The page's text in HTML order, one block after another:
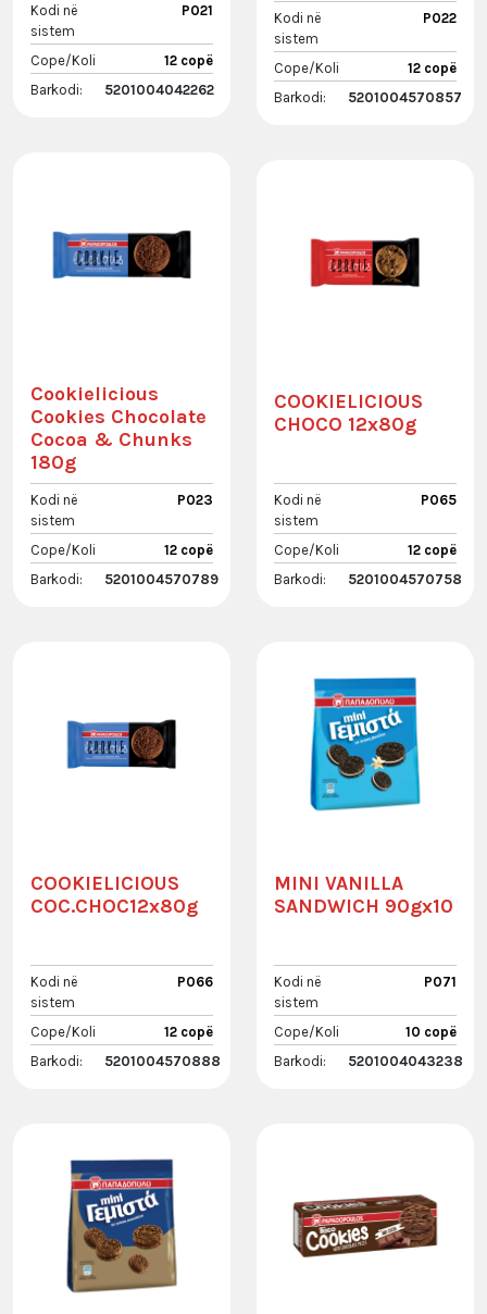
Kodi në
sistem
P021
Cope/Koli
12 copë
Barkodi:
5201004042262
Kodi në
sistem
P022
Cope/Koli
12 copë
Barkodi:
5201004570857
Cookielicious
Cookies Chocolate
Cocoa & Chunks
180g
Kodi në
sistem
P023
Cope/Koli
12 copë
Barkodi:
5201004570789
COOKIELICIOUS
CHOCO 12x80g
Kodi në
sistem
P065
Cope/Koli
12 copë
Barkodi:
5201004570758
COOKIELICIOUS
COC.CHOC12x80g
Kodi në
sistem
P066
Cope/Koli
12 copë
Barkodi:
5201004570888
MINI VANILLA
SANDWICH 90gx10
Kodi në
sistem
P071
Cope/Koli
10 copë
Barkodi:
5201004043238